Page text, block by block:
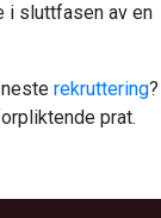
i sluttfasen av en
rekruttering?
prat.